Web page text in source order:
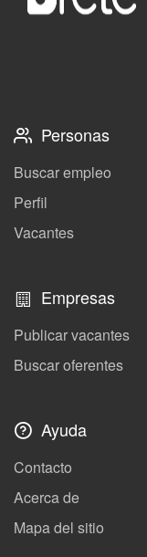
Personas
Buscar empleo
Perfil
Vacantes
Empresas
Publicar vacantes
Buscar oferentes
Ayuda
Contacto
Acerca de
Mapa del sitio